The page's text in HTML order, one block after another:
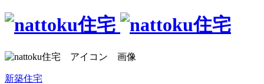
新築住宅